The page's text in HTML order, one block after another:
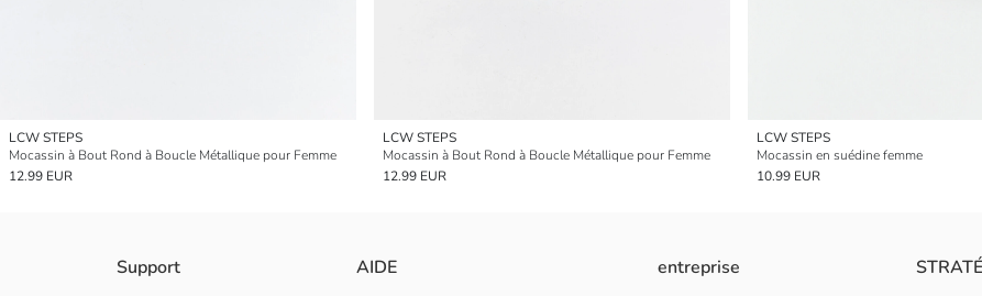
LCW STEPS
Mocassin à Bout Rond à Boucle Métallique pour Femme
12.99 EUR
LCW STEPS
Mocassin à Bout Rond à Boucle Métallique pour Femme
12.99 EUR
LCW STEPS
Mocassin en suédine femme
10.99 EUR
Support AIDE entreprise